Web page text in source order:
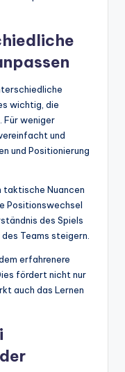
wichtig, die
Für weniger
und
und Positionierung
Nuancen
Positionswechsel
des Spiels
Teams steigern.
erfahrenere
fördert nicht nur
auch das Lernen